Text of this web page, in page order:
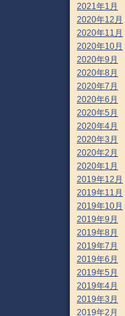
2021年1月
2020年12月
2020年11月
2020年10月
2020年9月
2020年8月
2020年7月
2020年6月
2020年5月
2020年4月
2020年3月
2020年2月
2020年1月
2019年12月
2019年11月
2019年10月
2019年9月
2019年8月
2019年7月
2019年6月
2019年5月
2019年4月
2019年3月
2019年2月